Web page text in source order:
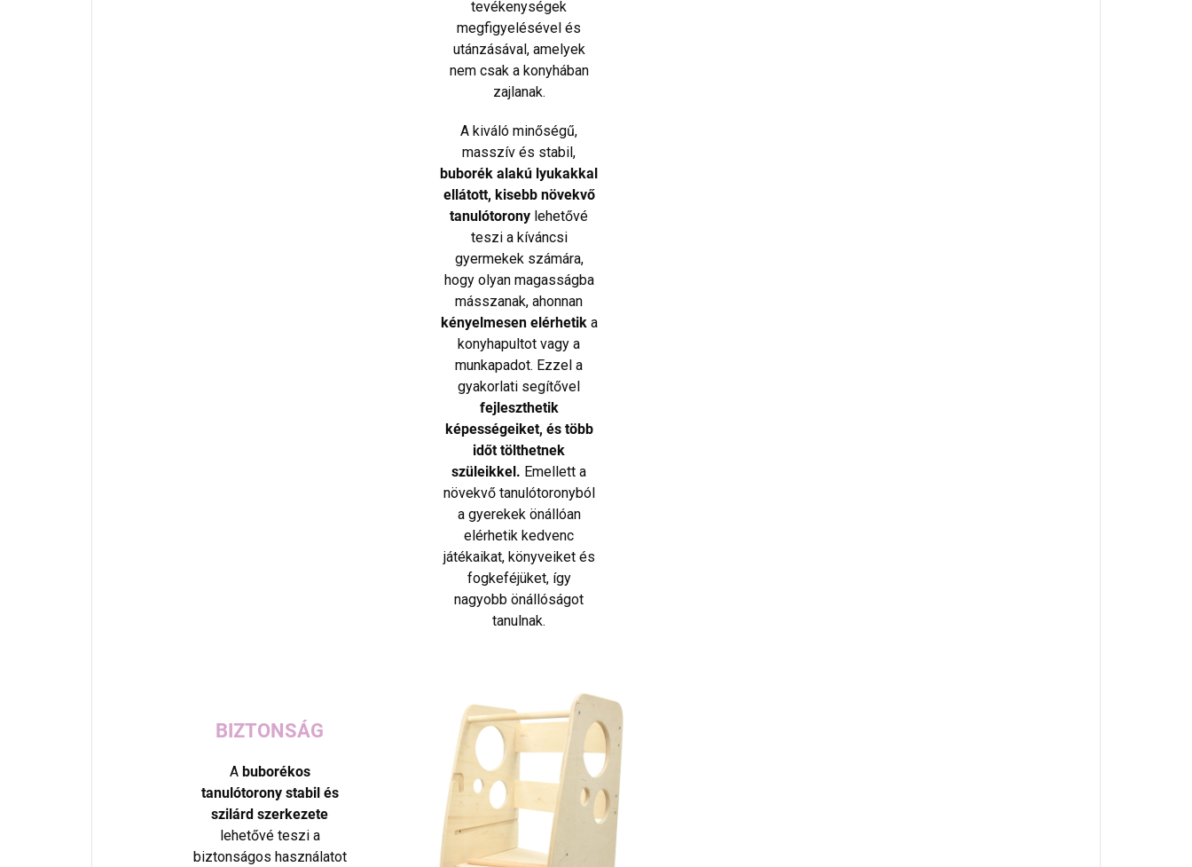
tevékenységek
megfigyelésével és
utánzásával, amelyek
nem csak a konyhában
zajlanak.
A kiváló minőségű,
masszív és stabil,
buborék alakú lyukakkal
ellátott, kisebb növekvő
tanulótorony lehetővé
teszi a kíváncsi
gyermekek számára,
hogy olyan magasságba
másszanak, ahonnan
kényelmesen elérhetika
konyhapultot vagy a
munkapadot. Ezzel a
gyakorlati segítővel
fejleszthetik
képességeiket, és több
időt tölthetnek
szüleikkel. Emellett a
növekvő tanulótoronyból
a gyerekek önállóan
elérhetik kedvenc
játékaikat, könyveiket és
fogkeféjüket, így
nagyobb önállóságot
tanulnak.
BIZTONSÁG
A buborékos
tanulótorony stabil és
szilárd szerkezete
lehetővé teszi a
biztonságos használatot